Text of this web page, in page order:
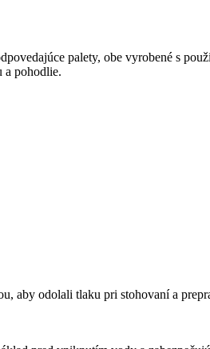
palety, obe vyrobené s
a pohodlie.
aby odolali tlaku pri stohovaní a